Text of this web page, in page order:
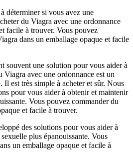
déterminer si vous avez une
du Viagra avec une ordonnance
facile à trouver. Vous pouvez
dans un emballage opaque et facile
souvent une solution pour vous aider à
Viagra avec une ordonnance est un
Il est très simple à acheter et sûr. Nous
pour vous aider à obtenir et maintenir
Vous pouvez commander du
et facile à trouver.
des solutions pour vous aider à
plus épanouissante. Vous
un emballage opaque et facile à